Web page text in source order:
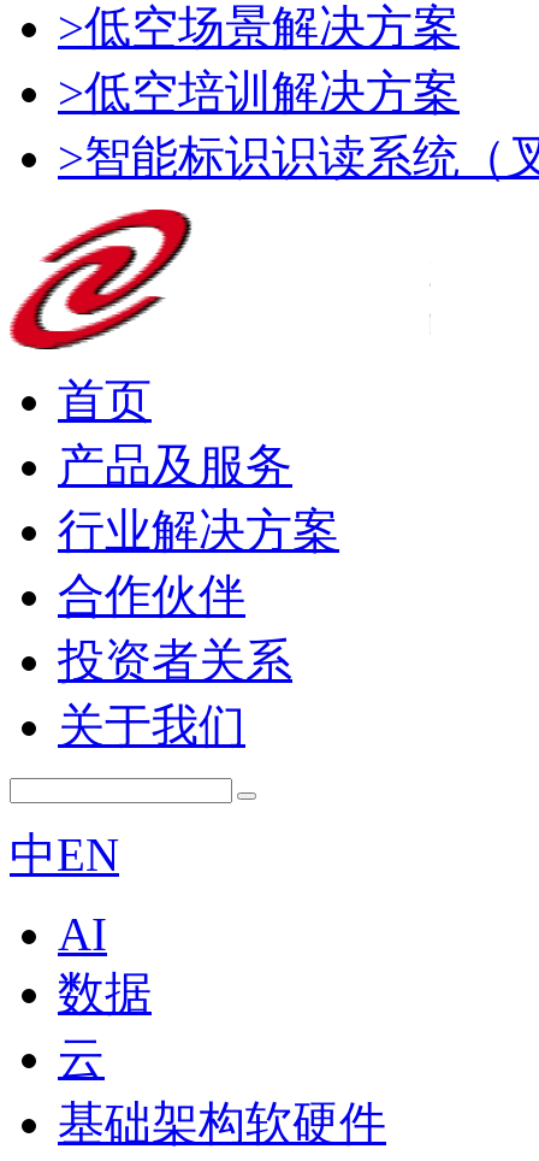
>低空场景解决方案
>低空培训解决方案
>智能标识识读系统（
首页
产品及服务
行业解决方案
合作伙伴
投资者关系
关于我们
中EN
AI
数据
云
基础架构软硬件